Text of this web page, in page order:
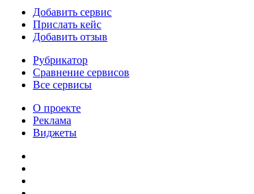
Добавить сервис
Прислать кейс
Добавить отзыв
Рубрикатор
Сравнение сервисов
Все сервисы
О проекте
Реклама
Виджеты